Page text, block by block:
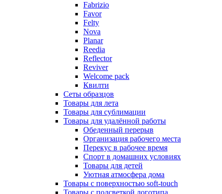
Fabrizio
Favor
Felty
Nova
Planar
Reedia
Reflector
Reviver
Welcome pack
Квилти
Сеты образцов
Товары для лета
Товары для сублимации
Товары для удалённой работы
Обеденный перерыв
Организация рабочего места
Перекус в рабочее время
Спорт в домашних условиях
Товары для детей
Уютная атмосфера дома
Товары с поверхностью soft-touch
Товары с подсветкой логотипа